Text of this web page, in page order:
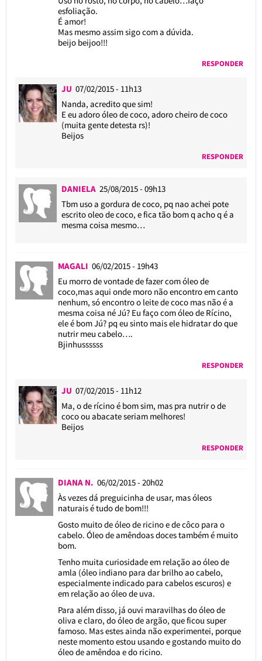
esfoliação.
É amor!
Mas mesmo assim sigo com a dúvida.
beijo beijoo!!!
RESPONDER
JU 07/02/2015 - 11h13
Nanda, acredito que sim!
E eu adoro óleo de coco, adoro cheiro de coco
(muita gente detesta rs)!
Beijos
RESPONDER
DANIELA25/08/2015 - 09h13
Tbm uso a gordura de coco, pq nao achei pote
escrito oleo de coco, e fica tão bom q acho q é a
mesma coisa mesmo…
MAGALI 06/02/2015 - 19h43
Eu morro de vontade de fazer com óleo de
coco,mas aqui onde moro não encontro em canto
nenhum, só encontro o leite de coco mas não é a
mesma coisa né Jú? Eu faço com óleo de Rícino,
ele é bom Jú? pq eu sinto mais ele hidratar do que
nutrir meu cabelo….
Bjinhussssss
RESPONDER
JU 07/02/2015 - 11h12
Ma, o de rícino é bom sim, mas pra nutrir o de
coco ou abacate seriam melhores!
Beijos
RESPONDER
DIANA N. 06/02/2015 - 20h02
Às vezes dá preguicinha de usar, mas óleos
naturais é tudo de bom!!!
Gosto muito de óleo de ricino e de côco para o
cabelo. Óleo de amêndoas doces também é muito
bom.
Tenho muita curiosidade em relação ao óleo de
amla (óleo indiano para dar brilho ao cabelo,
especialmente indicado para cabelos escuros) e
em relação ao óleo de uva.
Para além disso, já ouvi maravilhas do óleo de
oliva e claro, do óleo de argão, que ficou super
famoso. Mas estes ainda não experimentei, porque
neste momento estou usando e gostando muito do
óleo de amêndoa e do ricino.